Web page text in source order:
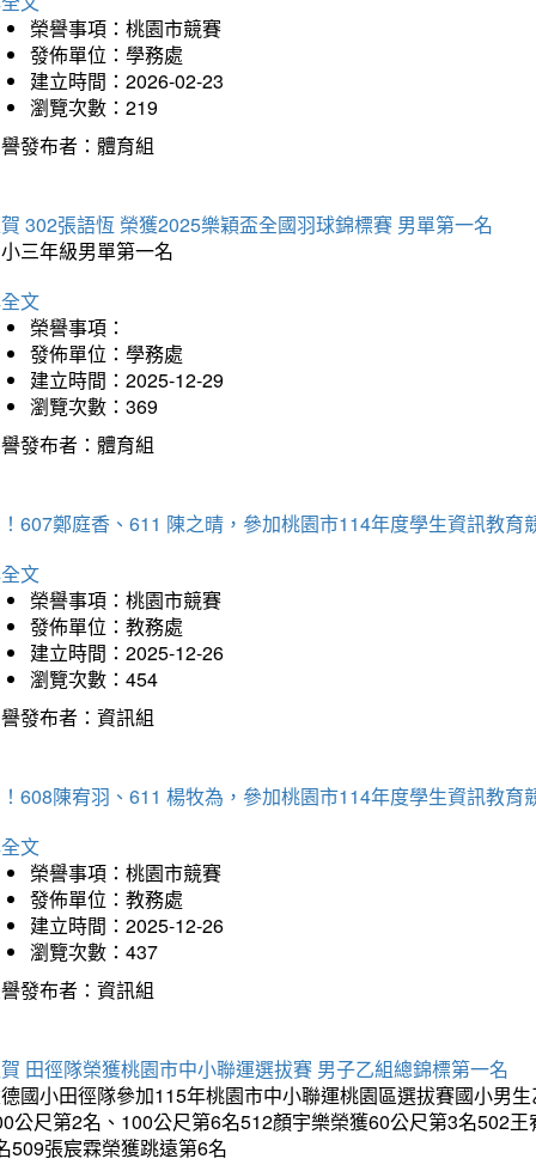
榮譽事項：桃園市競賽
發佈單位：學務處
建立時間：2026-02-23
瀏覽次數：219
發布者：體育組
302張語恆 榮獲2025樂穎盃全國羽球錦標賽 男單第一名
三年級男單第一名
文
榮譽事項：
發佈單位：學務處
建立時間：2025-12-29
瀏覽次數：369
發布者：體育組
607鄭庭香、611 陳之晴，參加桃園市114年度學生資訊教育
文
榮譽事項：桃園市競賽
發佈單位：教務處
建立時間：2025-12-26
瀏覽次數：454
發布者：資訊組
608陳宥羽、611 楊牧為，參加桃園市114年度學生資訊教育
文
榮譽事項：桃園市競賽
發佈單位：教務處
建立時間：2025-12-26
瀏覽次數：437
發布者：資訊組
田徑隊榮獲桃園市中小聯運選拔賽 男子乙組總錦標第一名
國小田徑隊參加115年桃園市中小聯運桃園區選拔賽國小男
公尺第2名、100公尺第6名512顏宇樂榮獲60公尺第3名502
509張宸霖榮獲跳遠第6名